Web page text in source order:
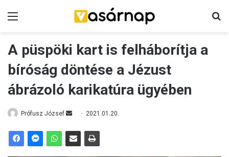
A püspöki kart is felháborítja a
bíróság döntése a Jézust
ábrázoló karikatúra ügyében
Prófusz József
n
2021.01.20.